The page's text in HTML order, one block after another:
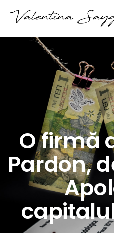
O firmă
Pardon,